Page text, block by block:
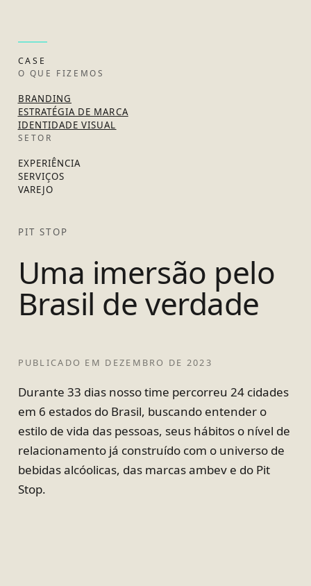
CASE
O QUE FIZEMOS
BRANDING
ESTRATÉGIA DE MARCA
IDENTIDADE VISUAL
SETOR
EXPERIÊNCIA
SERVIÇOS
VAREJO
PIT STOP
Uma imersão pelo
Brasil de verdade
PUBLICADO EM DEZEMBRO DE 2023
Durante 33 dias nosso time percorreu 24 cidades
em 6 estados do Brasil, buscando entender o
estilo de vida das pessoas, seus hábitos o nível de
relacionamento já construído com o universo de
bebidas alcóolicas, das marcas ambev e do Pit
Stop.